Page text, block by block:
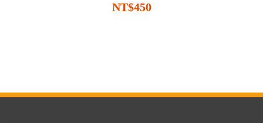
NT$450